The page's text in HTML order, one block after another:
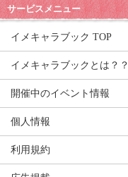
サービスメニュー
イメキャラブック TOP
イメキャラブックとは？？
開催中のイベント情報
個人情報
利用規約